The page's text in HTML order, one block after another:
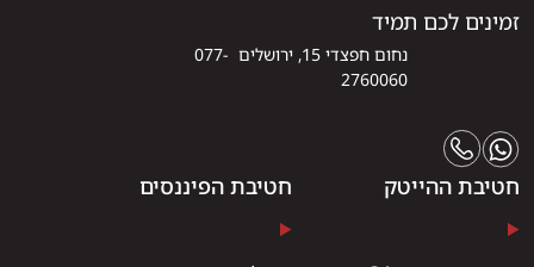
זמינים לכם תמיד
נחום חפצדי 15, ירושלים 077-
2760060
חטיבת ההייטק חטיבת הפיננסים